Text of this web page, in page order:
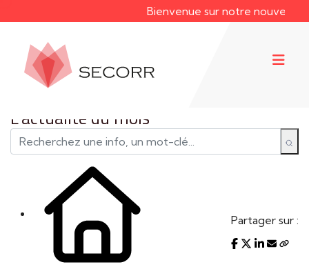
Bienvenue sur notre nouveau site
L'actualité du mois
Partager sur :